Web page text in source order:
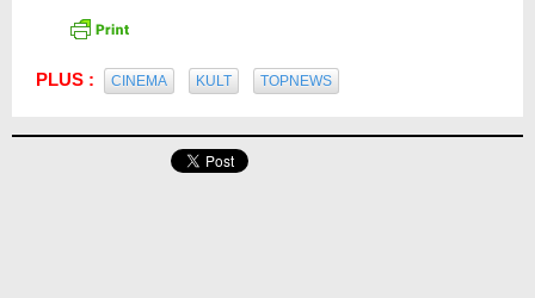
PLUS : CINEMA KULT TOPNEWS